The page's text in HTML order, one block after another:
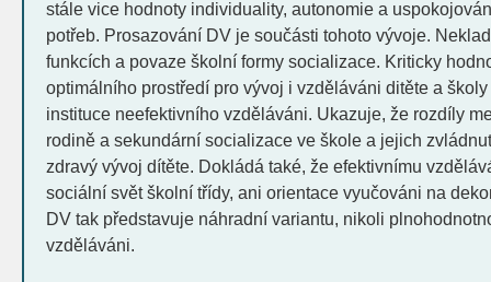
stále vice hodnoty individuality, autonomie a
potřeb. Prosazování DV je součásti tohoto vývoje.
funkcích a povaze školní formy socializace. Kriticky
optimálního prostředí pro vývoj i vzděláváni ditěte a
instituce neefektivního vzděláváni. Ukazuje, že rozdíly
rodině a sekundární socializace ve škole a jejich
zdravý vývoj dítěte. Dokládá také, že efektivnímu
sociální svět školní třídy, ani orientace vyučováni na
DV tak představuje náhradní variantu, nikoli
vzděláváni.